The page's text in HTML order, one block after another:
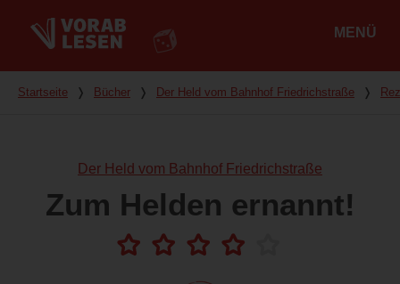
MENÜ
Du bist hier
Startseite ❭ Bücher ❭ Der Held vom Bahnhof Friedrichstraße ❭
Der Held vom Bahnhof Friedrichstraße
Zum Helden ernannt!